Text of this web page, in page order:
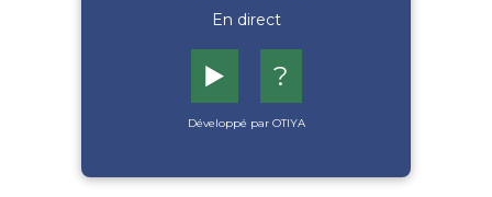
En direct
▶️ ?
Développé par OTIYA